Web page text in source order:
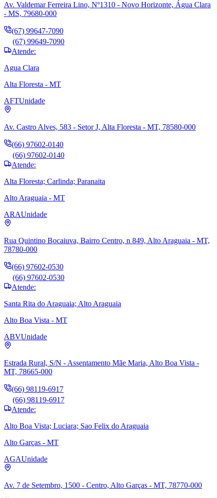
Av. Valdemar Ferreira Lino, Nº1310 - Novo Horizonte, Água Clara
- MS, 79680-000
(67) 99647-7090
(67) 99649-7090
Atende:
Agua Clara
Alta Floresta - MT
AFTUnidade
Av. Castro Alves, 583 - Setor J, Alta Floresta - MT, 78580-000
(66) 97602-0140
(66) 97602-0140
Atende:
Alta Floresta; Carlinda; Paranaita
Alto Araguaia - MT
ARAUnidade
Rua Quintino Bocaiuva, Bairro Centro, n 849, Alto Araguaia - MT,
78780-000
(66) 97602-0530
(66) 97602-0530
Atende:
Santa Rita do Araguaia; Alto Araguaia
Alto Boa Vista - MT
ABVUnidade
Estrada Rural, S/N - Assentamento Mãe Maria, Alto Boa Vista -
MT, 78665-000
(66) 98119-6917
(66) 98119-6917
Atende:
Alto Boa Vista; Luciara; Sao Felix do Araguaia
Alto Garças - MT
AGAUnidade
Av. 7 de Setembro, 1500 - Centro, Alto Garças - MT, 78770-000